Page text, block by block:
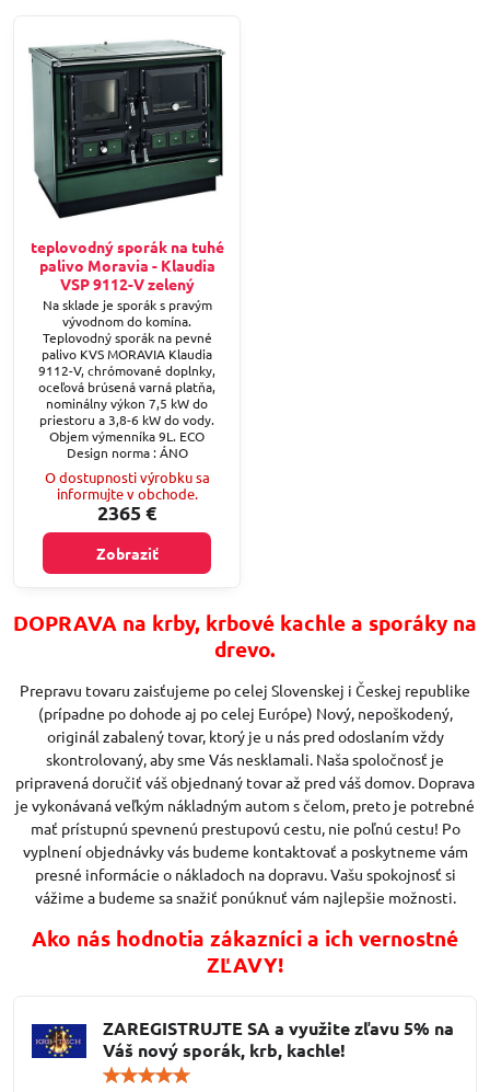
teplovodný sporák na tuhé
palivo Moravia - Klaudia
VSP 9112-V zelený
Na sklade je sporák s pravým
vývodnom do komína.
Teplovodný sporák na pevné
palivo KVS MORAVIA Klaudia
9112-V, chrómované doplnky,
oceľová brúsená varná platňa,
nominálny výkon 7,5 kW do
priestoru a 3,8-6 kW do vody.
Objem výmenníka 9L. ECO
Design norma : ÁNO
O dostupnosti výrobku sa
informujte v obchode.
2365 €
Zobraziť
DOPRAVA na krby, krbové kachle a sporáky na
drevo.
Prepravu tovaru zaisťujeme po celej Slovenskej i Českej republike
(prípadne po dohode aj po celej Európe) Nový, nepoškodený,
originál zabalený tovar, ktorý je u nás pred odoslaním vždy
skontrolovaný, aby sme Vás nesklamali. Naša spoločnosť je
pripravená doručiť váš objednaný tovar až pred váš domov. Doprava
je vykonávaná veľkým nákladným autom s čelom, preto je potrebné
mať prístupnú spevnenú prestupovú cestu, nie poľnú cestu! Po
vyplnení objednávky vás budeme kontaktovať a poskytneme vám
presné informácie o nákladoch na dopravu. Vašu spokojnosť si
vážime a budeme sa snažiť ponúknuť vám najlepšie možnosti.
Ako nás hodnotia zákazníci a ich vernostné
ZĽAVY!
ZAREGISTRUJTE SA a využite zľavu 5% na
Váš nový sporák, krb, kachle!